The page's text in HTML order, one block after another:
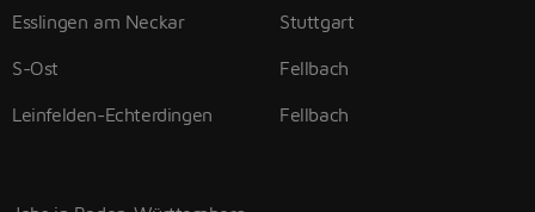
Esslingen am Neckar
S-Ost
Leinfelden-Echterdingen
Stuttgart
Fellbach
Fellbach